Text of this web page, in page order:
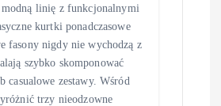
linię z funkcjonalnymi
kurtki ponadczasowe
fasony nigdy nie wychodzą z
szybko skomponować
casualowe zestawy. Wśród
trzy nieodzowne